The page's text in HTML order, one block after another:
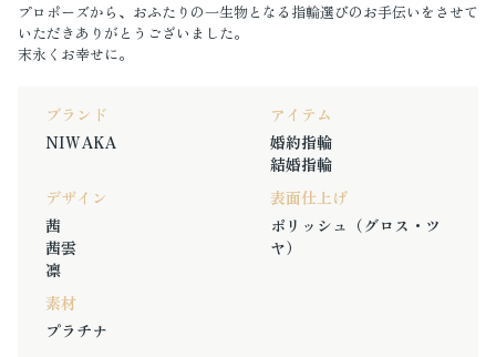
プロポーズから、おふたりの一生物となる指輪選びのお手伝いをさせて
いただきありがとうございました。
末永くお幸せに。
ブランド
NIWAKA
アイテム
婚約指輪
結婚指輪
デザイン
茜
茜雲
凛
表面仕上げ
ポリッシュ（グロス・ツ
ヤ）
素材
プラチナ